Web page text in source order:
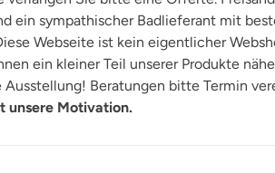
ein sympathischer Badlieferant mit
Webseite ist kein eigentlicher
ein kleiner Teil unserer Produkte
Beratungen bitte Termin
unsere Motivation.